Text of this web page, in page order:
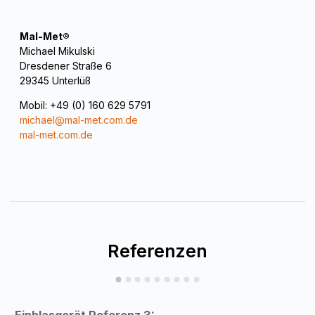
Mal-Met®
Michael Mikulski
Dresdener Straße 6
29345 Unterlüß
Mobil: +49 (0) 160 629 5791
michael@mal-met.com.de
mal-met.com.de
Referenzen